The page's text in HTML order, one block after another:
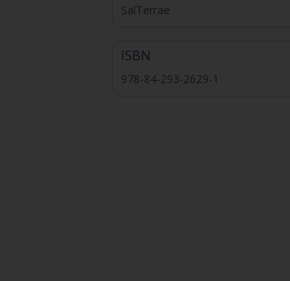
SalTerrae
ISBN
978-84-293-2629-1